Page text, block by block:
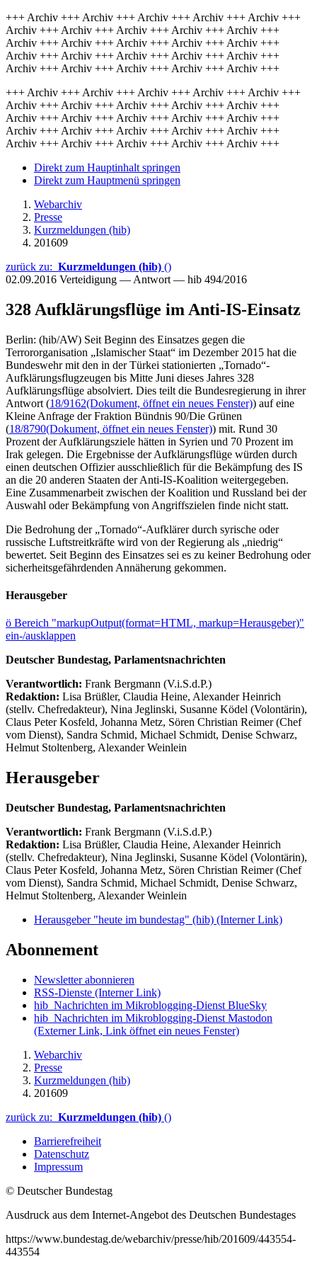
+++ Archiv +++ Archiv +++ Archiv +++ Archiv +++ Archiv +++
Archiv +++ Archiv +++ Archiv +++ Archiv +++ Archiv +++
Archiv +++ Archiv +++ Archiv +++ Archiv +++ Archiv +++
Archiv +++ Archiv +++ Archiv +++ Archiv +++ Archiv +++
Archiv +++ Archiv +++ Archiv +++ Archiv +++ Archiv +++
+++ Archiv +++ Archiv +++ Archiv +++ Archiv +++ Archiv +++
Archiv +++ Archiv +++ Archiv +++ Archiv +++ Archiv +++
Archiv +++ Archiv +++ Archiv +++ Archiv +++ Archiv +++
Archiv +++ Archiv +++ Archiv +++ Archiv +++ Archiv +++
Archiv +++ Archiv +++ Archiv +++ Archiv +++ Archiv +++
Direkt zum Hauptinhalt springen
Direkt zum Hauptmenü springen
Webarchiv
Presse
Kurzmeldungen (hib)
201609
zurück zu: Kurzmeldungen (hib) ()
02.09.2016 Verteidigung — Antwort — hib 494/2016
328 Aufklärungsflüge im Anti-IS-Einsatz
Berlin: (hib/AW) Seit Beginn des Einsatzes gegen die
Terrororganisation „Islamischer Staat“ im Dezember 2015 hat die
Bundeswehr mit den in der Türkei stationierten „Tornado“-
Aufklärungsflugzeugen bis Mitte Juni dieses Jahres 328
Aufklärungsflüge absolviert. Dies teilt die Bundesregierung in ihrer
Antwort (18/9162(Dokument, öffnet ein neues Fenster)) auf eine
Kleine Anfrage der Fraktion Bündnis 90/Die Grünen
(18/8790(Dokument, öffnet ein neues Fenster)) mit. Rund 30
Prozent der Aufklärungsziele hätten in Syrien und 70 Prozent im
Irak gelegen. Die Ergebnisse der Aufklärungsflüge würden durch
einen deutschen Offizier ausschließlich für die Bekämpfung des IS
an die 20 anderen Staaten der Anti-IS-Koalition weitergegeben.
Eine Zusammenarbeit zwischen der Koalition und Russland bei der
Auswahl oder Bekämpfung von Angriffszielen finde nicht statt.
Die Bedrohung der „Tornado“-Aufklärer durch syrische oder
russische Luftstreitkräfte wird von der Regierung als „niedrig“
bewertet. Seit Beginn des Einsatzes sei es zu keiner Bedrohung oder
sicherheitsgefährdenden Annäherung gekommen.
Herausgeber
ö Bereich "markupOutput(format=HTML, markup=Herausgeber)"
ein-/ausklappen
Deutscher Bundestag, Parlamentsnachrichten
Verantwortlich: Frank Bergmann (V.i.S.d.P.)
Redaktion: Lisa Brüßler, Claudia Heine, Alexander Heinrich
(stellv. Chefredakteur), Nina Jeglinski, Susanne Ködel (Volontärin),
Claus Peter Kosfeld, Johanna Metz, Sören Christian Reimer (Chef
vom Dienst), Sandra Schmid, Michael Schmidt, Denise Schwarz,
Helmut Stoltenberg, Alexander Weinlein
Herausgeber
Deutscher Bundestag, Parlamentsnachrichten
Verantwortlich: Frank Bergmann (V.i.S.d.P.)
Redaktion: Lisa Brüßler, Claudia Heine, Alexander Heinrich
(stellv. Chefredakteur), Nina Jeglinski, Susanne Ködel (Volontärin),
Claus Peter Kosfeld, Johanna Metz, Sören Christian Reimer (Chef
vom Dienst), Sandra Schmid, Michael Schmidt, Denise Schwarz,
Helmut Stoltenberg, Alexander Weinlein
Herausgeber "heute im bundestag" (hib) (Interner Link)
Abonnement
Newsletter abonnieren
RSS-Dienste (Interner Link)
hib_Nachrichten im Mikroblogging-Dienst BlueSky
hib_Nachrichten im Mikroblogging-Dienst Mastodon
(Externer Link, Link öffnet ein neues Fenster)
Webarchiv
Presse
Kurzmeldungen (hib)
201609
zurück zu: Kurzmeldungen (hib) ()
Barrierefreiheit
Datenschutz
Impressum
© Deutscher Bundestag
Ausdruck aus dem Internet-Angebot des Deutschen Bundestages
https://www.bundestag.de/webarchiv/presse/hib/201609/443554-
443554